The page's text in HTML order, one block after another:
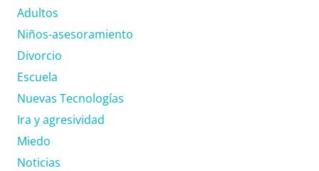
Adultos
Niños-asesoramiento
Divorcio
Escuela
Nuevas Tecnologías
Ira y agresividad
Miedo
Noticias